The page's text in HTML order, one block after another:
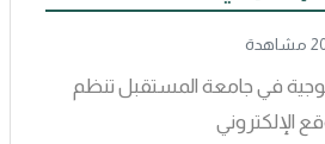
في جامعة المستقبل تنظم
الإلكتروني